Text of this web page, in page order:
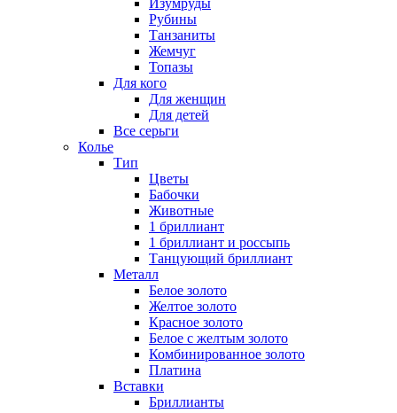
Изумруды
Рубины
Танзаниты
Жемчуг
Топазы
Для кого
Для женщин
Для детей
Все серьги
Колье
Тип
Цветы
Бабочки
Животные
1 бриллиант
1 бриллиант и россыпь
Танцующий бриллиант
Металл
Белое золото
Желтое золото
Красное золото
Белое с желтым золото
Комбинированное золото
Платина
Вставки
Бриллианты